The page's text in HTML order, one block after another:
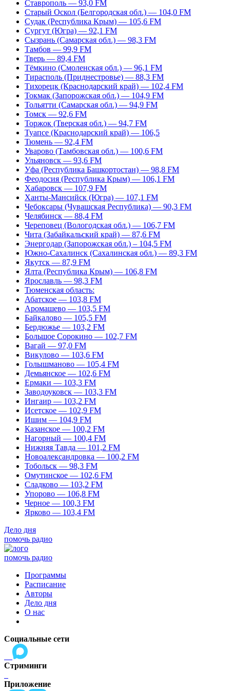
Ставрополь — 93,0 FM
Старый Оскол (Белгородская обл.) — 104,0 FM
Судак (Республика Крым) — 105,6 FM
Сургут (Югра) — 92,1 FM
Сызрань (Самарская обл.) — 98,3 FM
Тамбов — 99,9 FM
Тверь — 89,4 FM
Тёмкино (Смоленская обл.) — 96,1 FM
Тирасполь (Приднестровье) — 88,3 FM
Тихорецк (Краснодарский край) — 102,4 FM
Токмак (Запорожская обл.) — 104,9 FM
Тольятти (Самарская обл.) — 94,9 FM
Томск — 92,6 FM
Торжок (Тверская обл.) — 94,7 FM
Туапсе (Краснодарский край) — 106,5
Тюмень — 92,4 FM
Уварово (Тамбовская обл.) — 100,6 FM
Ульяновск — 93,6 FM
Уфа (Республика Башкортостан) — 98,8 FM
Феодосия (Республика Крым) — 106,1 FM
Хабаровск — 107,9 FM
Ханты-Мансийск (Югра) — 107,1 FM
Чебоксары (Чувашская Республика) — 90,3 FM
Челябинск — 88,4 FM
Череповец (Вологодская обл.) — 106,7 FM
Чита (Забайкальский край) — 87,6 FM
Энергодар (Запорожская обл.) – 104,5 FM
Южно-Сахалинск (Сахалинская обл.) — 89,3 FM
Якутск — 87,9 FM
Ялта (Республика Крым) — 106,8 FM
Ярославль — 98,3 FM
Тюменская область:
Абатское — 103,8 FM
Аромашево — 103,5 FM
Байкалово — 105,5 FM
Бердюжье — 103,2 FM
Большое Сорокино — 102,7 FM
Вагай — 97,0 FM
Викулово — 103,6 FM
Голышманово — 105,4 FM
Демьянское — 102,6 FM
Ермаки — 103,3 FM
Заводоуковск — 103,3 FM
Ингаир — 103,2 FM
Исетское — 102,9 FM
Ишим — 104,9 FM
Казанское — 100,2 FM
Нагорный — 100,4 FM
Нижняя Тавда — 101,2 FM
Новоалександровка — 100,2 FM
Тобольск — 98,3 FM
Омутинское — 102,6 FM
Сладково — 103,2 FM
Упорово — 106,8 FM
Черное — 100,3 FM
Ярково — 103,4 FM
Дело дня
помочь радио
помочь радио
Программы
Расписание
Авторы
Дело дня
О нас
Социальные сети
Стриминги
Приложение